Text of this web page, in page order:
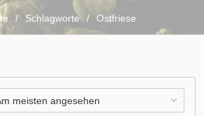
/ Schlagworte / Ostfriese
meisten angesehen